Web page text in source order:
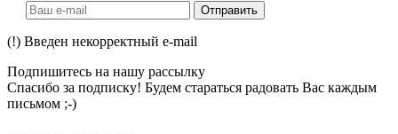
Отправить
(!) Введен некорректный e-mail
Подпишитесь на нашу рассылку
Спасибо за подписку! Будем стараться радовать Вас каждым
письмом ;-)